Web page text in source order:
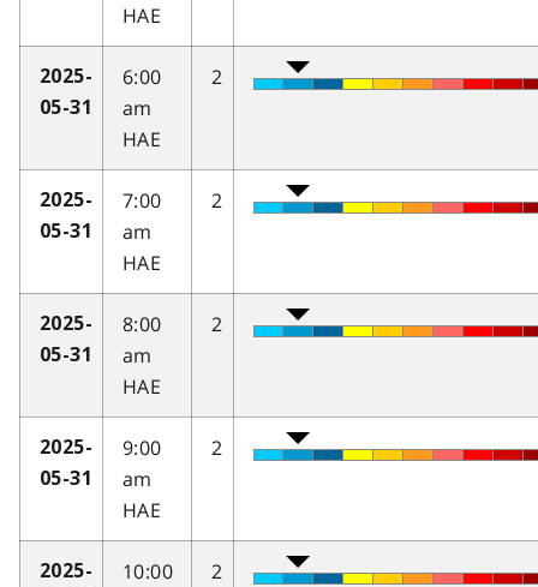
HAE
2025-
05-31
6:00
am
HAE
2
2025-
05-31
7:00
am
HAE
2
2025-
05-31
8:00
am
HAE
2
2025-
05-31
9:00
am
HAE
2
2025-
10:00
2